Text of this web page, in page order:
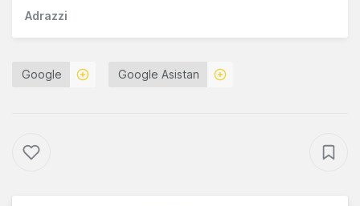
Adrazzi
Google Google Asistan